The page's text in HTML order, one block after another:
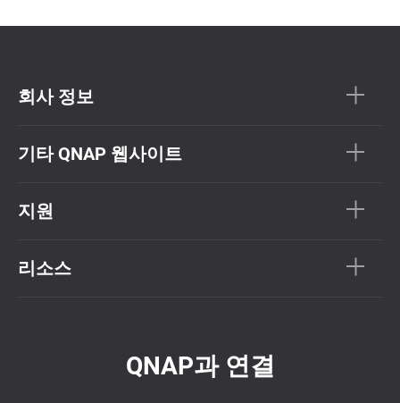
회사 정보
기타 QNAP 웹사이트
지원
리소스
QNAP과 연결